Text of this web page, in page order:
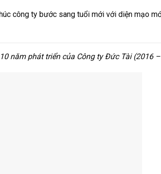
công ty bước sang tuổi mới với diện mạo
năm phát triển của Công ty Đức Tài (2016